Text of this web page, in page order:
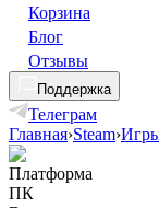
Корзина
Блог
Отзывы
Поддержка
Телеграм
Главная›Steam›
Платформа
ПК